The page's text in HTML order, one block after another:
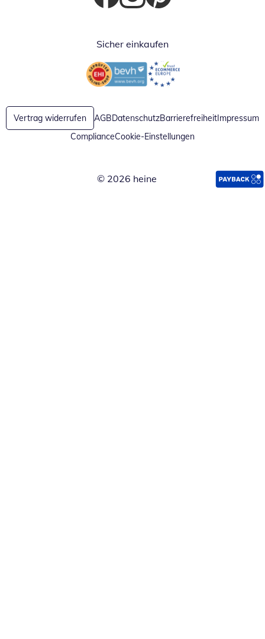
Öffnet in neuem Fenster
Öffnet in neuem Fenster
Öffnet in neuem Fenster
Sicher einkaufen
Öffnet in neuem FensterÖffnet in neuem Fenster
Vertrag widerrufen AGBDatenschutzBarrierefreiheitImpressum
ComplianceCookie-Einstellungen
© 2026 heine